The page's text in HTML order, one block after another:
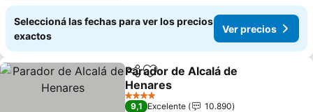
Seleccioná las fechas para ver los precios
exactos
Ver precios
CompartirAñadir a favoritos
Parador de Alcalá de
Henares
Ver precios
4 Estrellas
9,1 Excelente
10.890